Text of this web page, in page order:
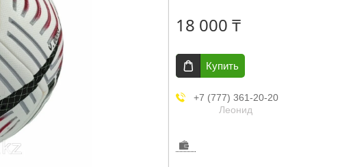
18 000 ₸
Купить
+7 (777) 361-20-20
Леонид